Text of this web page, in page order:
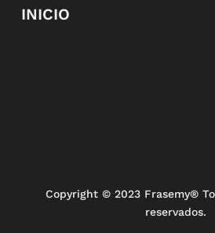
INICIO
Copyright © 2023 Frasemy®
reservados.